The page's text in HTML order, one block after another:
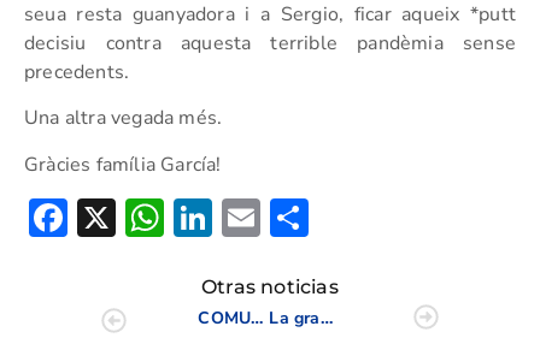
seua resta guanyadora i a Sergio, ficar aqueix *putt
decisiu contra aquesta terrible pandèmia sense
precedents.
Una altra vegada més.
Gràcies família García!
Facebook
X WhatsApp
LinkedIn
Email
Otras noticias
COMUNICADO COVID-19 13 DE MARZO
La grandeza de una leyenda